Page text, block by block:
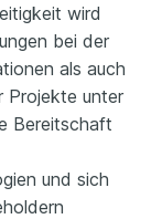
wird
bei der
als auch
Projekte unter
Bereitschaft
und sich